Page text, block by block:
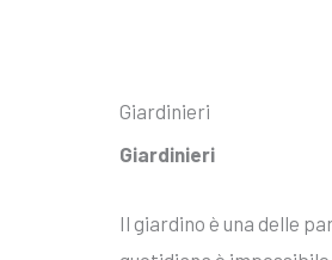
Giardinieri
Giardinieri
Il giardino è una delle